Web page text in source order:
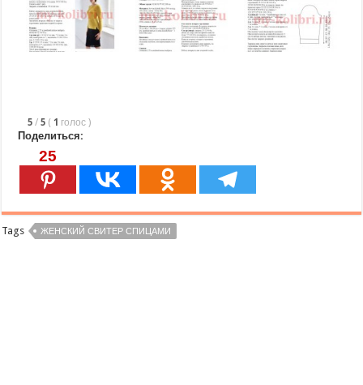
5 / 5 ( 1 голос)
Поделиться:
25
Tags ЖЕНСКИЙ СВИТЕР СПИЦАМИ